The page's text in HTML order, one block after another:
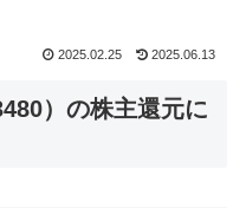
2025.02.25 2025.06.13
）の株主還元に